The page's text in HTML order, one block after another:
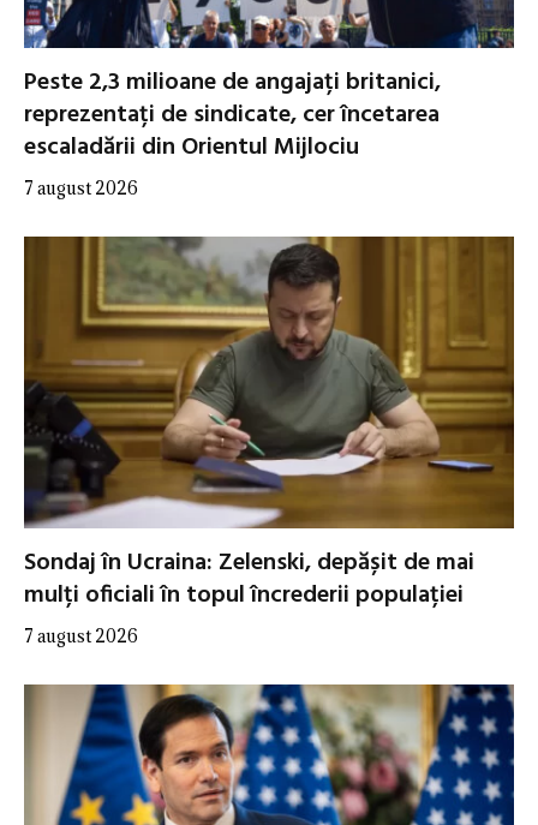
Peste 2,3 milioane de angajați britanici,
reprezentați de sindicate, cer încetarea
escaladării din Orientul Mijlociu
7 august 2026
Sondaj în Ucraina: Zelenski, depășit de mai
mulți oficiali în topul încrederii populației
7 august 2026